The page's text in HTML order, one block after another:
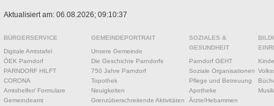
Aktualisiert am: 06.08.2026; 09:10:37
BÜRGERSERVICE
Digitale Amtstafel
ÖEK Parndorf
PARNDORF HILFT
CORONA
Amtshelfer/ Formulare
Gemeindeamt
GEMEINDEPORTRAIT
Unsere Gemeinde
Die Geschichte Parndorfs
750 Jahre Parndorf
Topothek
Neuigkeiten
Grenzüberschreitende Aktivitäten
SOZIALES &
GESUNDHEIT
Parndorf GEHT
Soziale Organisationen
Pflege und Betreuung
Apotheke
Ärzte/Hebammen